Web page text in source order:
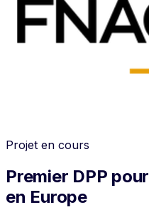
Projet en cours
Premier DPP
en Europe